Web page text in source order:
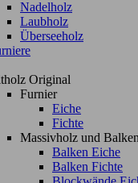
Nadelholz
Laubholz
Überseeholz
Original
Furnier
Eiche
Fichte
Massivholz und Balken
Balken Eiche
Balken Fichte